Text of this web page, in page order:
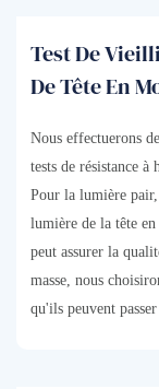
Test De
De Tête En
Nous effectuerons
tests de résistance à
Pour la lumière
lumière de la tête
peut assurer la
masse, nous
qu'ils peuvent